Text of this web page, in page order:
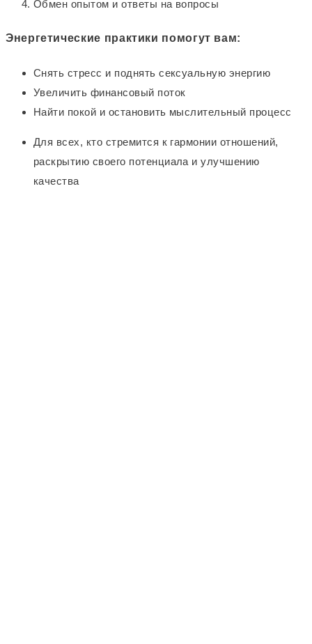
Обмен опытом и ответы на вопросы
Энергетические практики помогут вам:
Снять стресс и поднять сексуальную энергию
Увеличить финансовый поток
Найти покой и остановить мыслительный процесс
Для всех, кто стремится к гармонии отношений,
раскрытию своего потенциала и улучшению
качества